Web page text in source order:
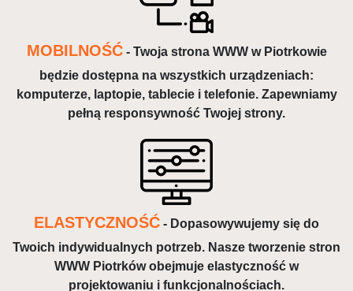
MOBILNOŚĆ- Twoja strona WWW w Piotrkowie
będzie dostępna na wszystkich urządzeniach:
komputerze, laptopie, tablecie i telefonie. Zapewniamy
pełną responsywność Twojej strony.
ELASTYCZNOŚĆ - Dopasowywujemy się do
Twoich indywidualnych potrzeb. Nasze tworzenie stron
WWW Piotrków obejmuje elastyczność w
projektowaniu i funkcjonalnościach.